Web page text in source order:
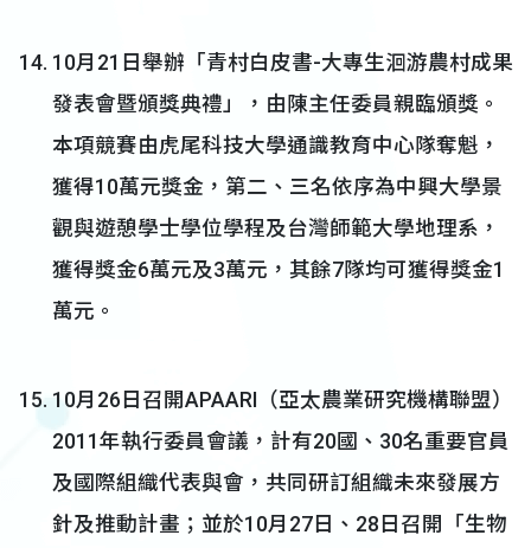
10月21日舉辦「青村白皮書-大專生洄游農村成果
發表會暨頒獎典禮」，由陳主任委員親臨頒獎。
本項競賽由虎尾科技大學通識教育中心隊奪魁，
獲得10萬元獎金，第二、三名依序為中興大學景
觀與遊憩學士學位學程及台灣師範大學地理系，
獲得獎金6萬元及3萬元，其餘7隊均可獲得獎金1
萬元。
10月26日召開APAARI（亞太農業研究機構聯盟）
2011年執行委員會議，計有20國、30名重要官員
及國際組織代表與會，共同研訂組織未來發展方
針及推動計畫；並於10月27日、28日召開「生物